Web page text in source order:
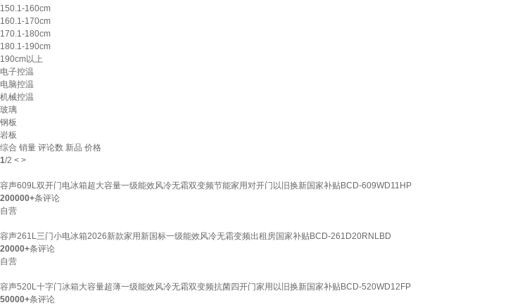
150.1-160cm
160.1-170cm
170.1-180cm
180.1-190cm
190cm以上
电子控温
电脑控温
机械控温
玻璃
钢板
岩板
综合 销量 评论数 新品 价格
1/2 < >
容声609L双开门电冰箱超大容量一级能效风冷无霜双变频节能家用对开门以旧换新国家补贴BCD-609WD11HP
200000+条评论
自营
容声261L三门小电冰箱2026新款家用新国标一级能效风冷无霜变频出租房国家补贴BCD-261D20RNLBD
20000+条评论
自营
容声520L十字门冰箱大容量超薄一级能效风冷无霜双变频抗菌四开门家用以旧换新国家补贴BCD-520WD12FP
50000+条评论